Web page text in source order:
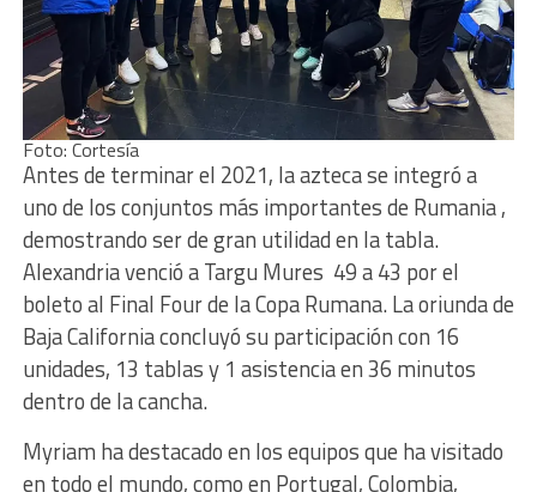
Foto: Cortesía
Antes de terminar el 2021, la azteca se integró a
uno de los conjuntos más importantes de Rumania ,
demostrando ser de gran utilidad en la tabla.
Alexandria venció a Targu Mures 49 a 43 por el
boleto al Final Four de la Copa Rumana. La oriunda de
Baja California concluyó su participación con 16
unidades, 13 tablas y 1 asistencia en 36 minutos
dentro de la cancha.
Myriam ha destacado en los equipos que ha visitado
en todo el mundo, como en Portugal, Colombia,